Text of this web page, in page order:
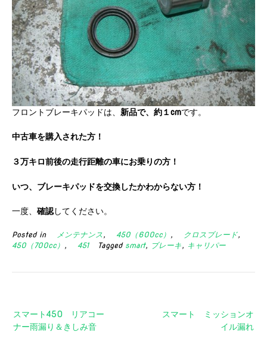
フロントブレーキパッドは、 新品で、約１cmです。
中古車を購入された方！
３万キロ前後の走行距離の車にお乗りの方！
いつ、ブレーキパッドを交換したかわからない方！
一度、 確認してください。
Posted in メンテナンス, 450（600cc） , クロスブレード,
450（700cc） , 451 Tagged smart, ブレーキ, キャリパー
稿
ナ
スマート ミッションオ
イル漏れ
スマート450 リアコー
ナー雨漏り＆きしみ音